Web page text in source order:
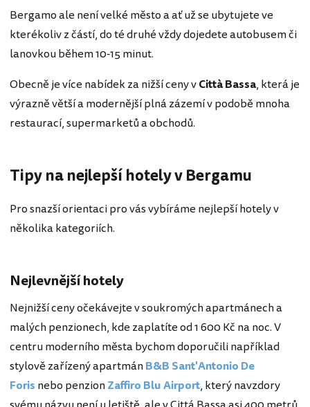
Bergamo ale není velké město a ať už se ubytujete ve
kterékoliv z částí, do té druhé vždy dojedete autobusem či
lanovkou během 10-15 minut.
Obecně je více nabídek za nižší ceny vCittà Bassa, která je
výrazně větší a modernější plná zázemí v podobě mnoha
restaurací, supermarketů a obchodů.
Tipy na nejlepší hotely v Bergamu
Pro snazší orientaci pro vás vybíráme nejlepší hotely v
několika kategoriích.
Nejlevnější hotely
Nejnižší ceny očekávejte v soukromých apartmánech a
malých penzionech, kde zaplatíte od 1 600 Kč na noc. V
centru moderního města bychom doporučili například
stylově zařízený apartmánB&B Sant'Antonio De
Foris nebo penzionZaffiro Blu Airport, který navzdory